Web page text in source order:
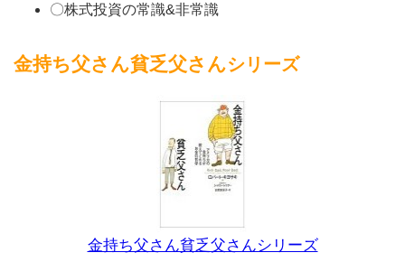
〇株式投資の常識&非常識
金持ち父さん貧乏父さんシリーズ
金持ち父さん貧乏父さんシリーズ